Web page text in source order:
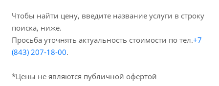
Чтобы найти цену, введите название услуги в строку
поиска, ниже.
Просьба уточнять актуальность стоимости по тел.+7
(843) 207-18-00.
*Цены не являются публичной офертой